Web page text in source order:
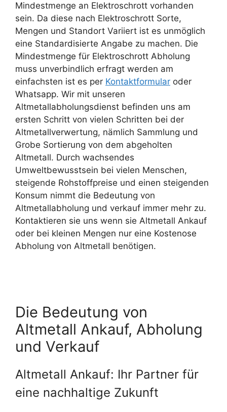
Mindestmenge an Elektroschrott vorhanden
sein. Da diese nach Elektroschrott Sorte,
Mengen und Standort Variiert ist es unmöglich
eine Standardisierte Angabe zu machen. Die
Mindestmenge für Elektroschrott Abholung
muss unverbindlich erfragt werden am
einfachsten ist es per Kontaktformular oder
Whatsapp. Wir mit unseren
Altmetallabholungsdienst befinden uns am
ersten Schritt von vielen Schritten bei der
Altmetallverwertung, nämlich Sammlung und
Grobe Sortierung von dem abgeholten
Altmetall. Durch wachsendes
Umweltbewusstsein bei vielen Menschen,
steigende Rohstoffpreise und einen steigenden
Konsum nimmt die Bedeutung von
Altmetallabholung und verkauf immer mehr zu.
Kontaktieren sie uns wenn sie Altmetall Ankauf
oder bei kleinen Mengen nur eine Kostenose
Abholung von Altmetall benötigen.
Die Bedeutung von
Altmetall Ankauf, Abholung
und Verkauf
Altmetall Ankauf: Ihr Partner für
eine nachhaltige Zukunft